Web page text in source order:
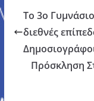
Το 3ο
διεθνές
Πρόσκληση